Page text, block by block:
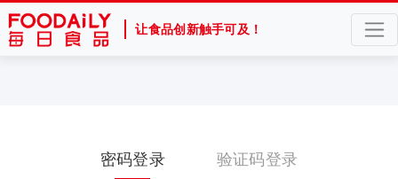
让食品创新触手可及！
密码登录 验证码登录